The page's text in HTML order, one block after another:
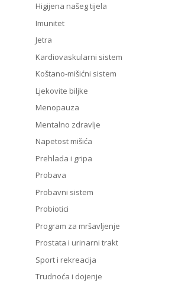
Higijena našeg tijela
Imunitet
Jetra
Kardiovaskularni sistem
Koštano-mišićni sistem
Ljekovite biljke
Menopauza
Mentalno zdravlje
Napetost mišića
Prehlada i gripa
Probava
Probavni sistem
Probiotici
Program za mršavljenje
Prostata i urinarni trakt
Sport i rekreacija
Trudnoća i dojenje